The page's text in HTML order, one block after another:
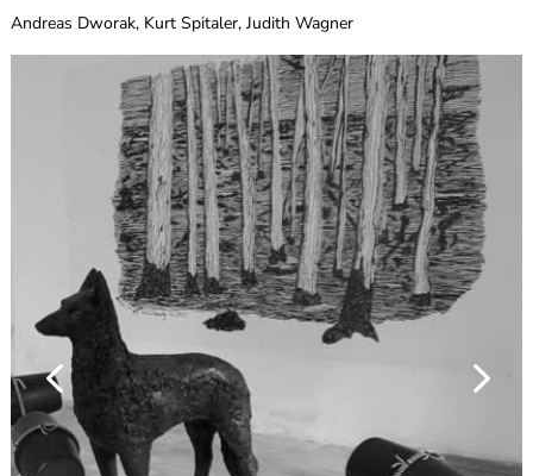
Andreas Dworak, Kurt Spitaler, Judith Wagner